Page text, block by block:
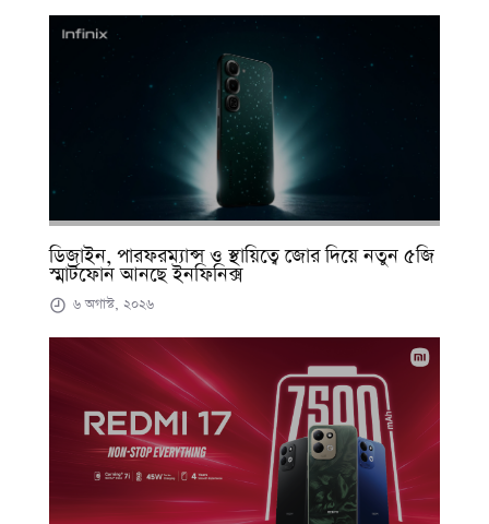
ডিজাইন, পারফরম্যান্স ও স্থায়িত্বে জোর দিয়ে নতুন ৫জি
স্মার্টফোন আনছে ইনফিনিক্স
৬ অগাস্ট, ২০২৬